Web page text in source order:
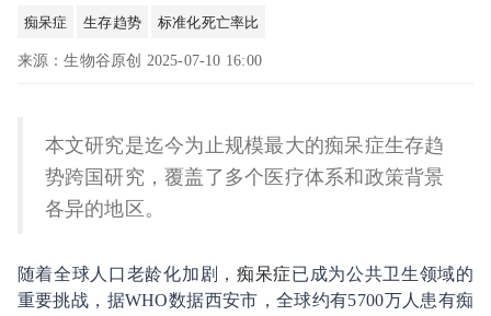
痴呆症 生存趋势 标准化死亡率比
来源：生物谷原创 2025-07-10 16:00
本文研究是迄今为止规模最大的痴呆症生存趋
势跨国研究，覆盖了多个医疗体系和政策背景
各异的地区。
随着全球人口老龄化加剧， 痴呆症已成为公共卫生领域的
重要挑战，据WHO数据西安市，全球约有5700万人患有痴